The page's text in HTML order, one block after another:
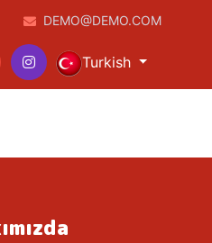
DEMO@DEMO.COM
Turkish